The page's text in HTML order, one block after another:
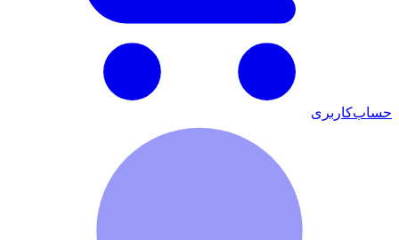
حساب‌کاربری